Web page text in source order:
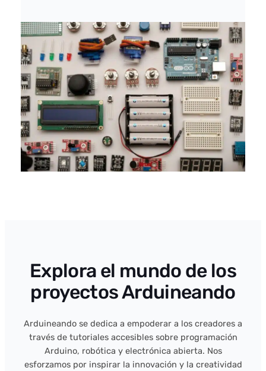
Explora el mundo de los
proyectos Arduineando
Arduineando se dedica a empoderar a los creadores a
través de tutoriales accesibles sobre programación
Arduino, robótica y electrónica abierta. Nos
esforzamos por inspirar la innovación y la creatividad